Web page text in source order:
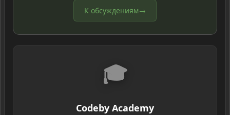
К обсуждениям→
🎓
Codeby Academy